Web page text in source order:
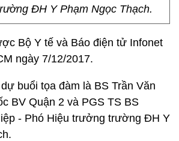
ĐH Y Phạm Ngọc Thạch.
Bộ Y tế và Báo điện tử Infonet
ngày 7/12/2017.
buổi tọa đàm là BS Trần Văn
BV Quận 2 và PGS TS BS
- Phó Hiệu trưởng trường ĐH Y